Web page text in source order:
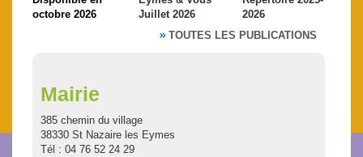
octobre 2026
Juillet 2026
2026
TOUTES LES PUBLICATIONS
Mairie
385 chemin du village
38330 St Nazaire les Eymes
Tél : 04 76 52 24 29